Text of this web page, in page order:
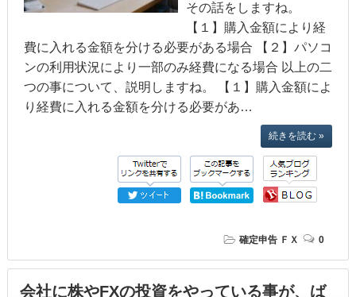
その話をしますね。
【１】購入金額により経
費に入れる金額を分ける必要がある場合 【２】パソコ
ンの利用状況により一部のみ経費になる場合 以上の二
つの事について、説明しますね。 【１】購入金額によ
り経費に入れる金額を分ける必要があ…
続きを読む »
確定申告 ＦＸ 0
会社に株やFXの投資をやっている事が、ば